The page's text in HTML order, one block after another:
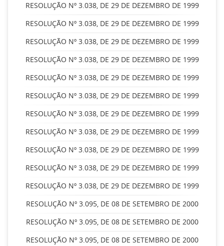
RESOLUÇÃO Nº 3.038, DE 29 DE DEZEMBRO DE 1999
RESOLUÇÃO Nº 3.038, DE 29 DE DEZEMBRO DE 1999
RESOLUÇÃO Nº 3.038, DE 29 DE DEZEMBRO DE 1999
RESOLUÇÃO Nº 3.038, DE 29 DE DEZEMBRO DE 1999
RESOLUÇÃO Nº 3.038, DE 29 DE DEZEMBRO DE 1999
RESOLUÇÃO Nº 3.038, DE 29 DE DEZEMBRO DE 1999
RESOLUÇÃO Nº 3.038, DE 29 DE DEZEMBRO DE 1999
RESOLUÇÃO Nº 3.038, DE 29 DE DEZEMBRO DE 1999
RESOLUÇÃO Nº 3.038, DE 29 DE DEZEMBRO DE 1999
RESOLUÇÃO Nº 3.038, DE 29 DE DEZEMBRO DE 1999
RESOLUÇÃO Nº 3.038, DE 29 DE DEZEMBRO DE 1999
RESOLUÇÃO Nº 3.095, DE 08 DE SETEMBRO DE 2000
RESOLUÇÃO Nº 3.095, DE 08 DE SETEMBRO DE 2000
RESOLUÇÃO Nº 3.095, DE 08 DE SETEMBRO DE 2000